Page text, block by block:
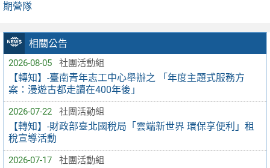
相關公告
2026-08-05 社團活動組
【轉知】-臺南青年志工中心舉辦之 「年度主題式服務方
案：漫遊古都走讀在400年後」
2026-07-22 社團活動組
【轉知】-財政部臺北國稅局「雲端新世界 環保享便利」租
稅宣導活動
2026-07-17 社團活動組
期營隊